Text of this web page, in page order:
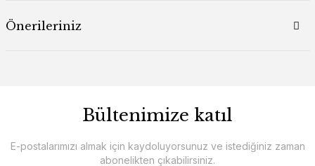
Önerileriniz
Bültenimize katıl
E-postalarımızı almak için kaydoluyorsunuz ve istediğiniz zaman
abonelikten çıkabilirsiniz.